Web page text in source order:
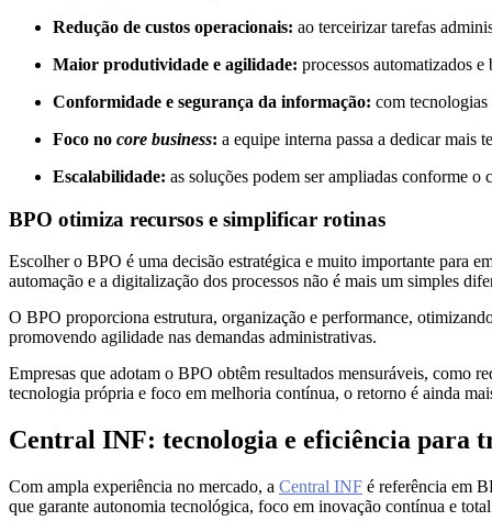
Redução de custos operacionais: ao terceirizar tarefas
Maior produtividade e agilidade: processos automatizados
Conformidade e segurança da informação: com tecnologias
Foco no core business: a equipe interna passa a dedicar mais
Escalabilidade: as soluções podem ser ampliadas conforme o
BPO otimiza recursos e simplificar rotinas
Escolher o BPO é uma decisão estratégica e muito importante para
automação e a digitalização dos processos não é mais um simples
O BPO proporciona estrutura, organização e performance,
promovendo agilidade nas demandas administrativas.
Empresas que adotam o BPO obtêm resultados mensuráveis, como
tecnologia própria e foco em melhoria contínua, o retorno é ainda
Central INF: tecnologia e eficiência para
Com ampla experiência no mercado, a Central INF é referência em
que garante autonomia tecnológica, foco em inovação contínua e